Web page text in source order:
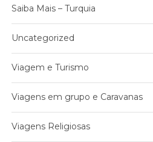
Saiba Mais – Turquia
Uncategorized
Viagem e Turismo
Viagens em grupo e Caravanas
Viagens Religiosas